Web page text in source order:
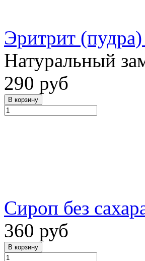
Эритрит
Натуральный
290 руб
Сироп без
360 руб